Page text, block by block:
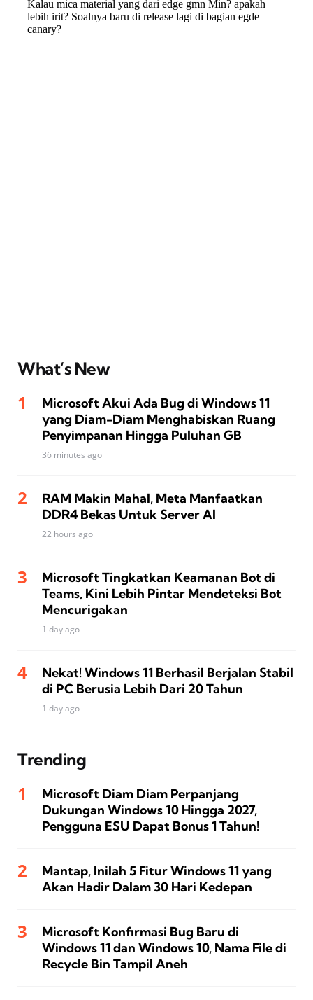
What’s New
Microsoft Akui Ada Bug di Windows 11
yang Diam-Diam Menghabiskan Ruang
Penyimpanan Hingga Puluhan GB
36 minutes ago
RAM Makin Mahal, Meta Manfaatkan
DDR4 Bekas Untuk Server AI
22 hours ago
Microsoft Tingkatkan Keamanan Bot di
Teams, Kini Lebih Pintar Mendeteksi Bot
Mencurigakan
1 day ago
Nekat! Windows 11 Berhasil Berjalan Stabil
di PC Berusia Lebih Dari 20 Tahun
1 day ago
Trending
Microsoft Diam Diam Perpanjang
Dukungan Windows 10 Hingga 2027,
Pengguna ESU Dapat Bonus 1 Tahun!
Mantap, Inilah 5 Fitur Windows 11 yang
Akan Hadir Dalam 30 Hari Kedepan
Microsoft Konfirmasi Bug Baru di
Windows 11 dan Windows 10, Nama File di
Recycle Bin Tampil Aneh